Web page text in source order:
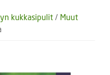
kukkasipulit / Muut